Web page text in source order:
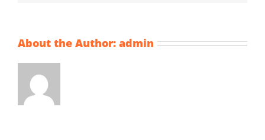
About the Author: admin